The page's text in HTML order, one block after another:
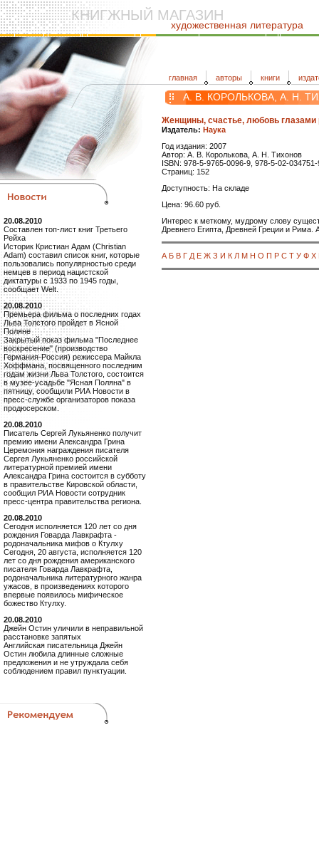
КНИГЖНЫЙ МАГАЗИН
художественная литература
главная авторы книги
20.08.2010
Составлен топ-лист книг Третьего
Рейха
Историк Кристиан Адам (Christian
Adam) составил список книг, которые
пользовались популярностью среди
немцев в период нацистской
диктатуры с 1933 по 1945 годы,
сообщает Welt.
20.08.2010
Премьера фильма о последних годах
Льва Толстого пройдет в Ясной
Поляне
Закрытый показ фильма "Последнее
воскресение" (производство
Германия-Россия) режиссера Майкла
Хоффмана, посвященного последним
годам жизни Льва Толстого, состоится
в музее-усадьбе "Ясная Поляна" в
пятницу, сообщили РИА Новости в
пресс-службе организаторов показа
продюсерском.
20.08.2010
Писатель Сергей Лукьяненко получит
премию имени Александра Грина
Церемония награждения писателя
Сергея Лукьяненко российской
литературной премией имени
Александра Грина состоится в субботу
в правительстве Кировской области,
сообщил РИА Новости сотрудник
пресс-центра правительства региона.
20.08.2010
Сегодня исполняется 120 лет со дня
рождения Говарда Лавкрафта -
родоначальника мифов о Ктулху
Сегодня, 20 августа, исполняется 120
лет со дня рождения американского
писателя Говарда Лавкрафта,
родоначальника литературного жанра
ужасов, в произведениях которого
впервые появилось мифическое
божество Ктулху.
20.08.2010
Джейн Остин уличили в неправильной
расстановке запятых
Английская писательница Джейн
Остин любила длинные сложные
предложения и не утруждала себя
соблюдением правил пунктуации.
А. В. КОРОЛЬКОВА, А. Н.
Женщины, счастье, любовь глазами
Издатель: Наука
Год издания: 2007
Автор: А. В. Королькова, А. Н. Тихонов
ISBN: 978-5-9765-0096-9, 978-5-02-034751-
Страниц: 152
Доступность: На складе
Цена: 96.60 руб.
Интерес к меткому, мудрому слову
Древнего Египта, Древней Греции и
А Б В Г Д Е Ж З И К Л М Н О П Р С Т У Ф Х